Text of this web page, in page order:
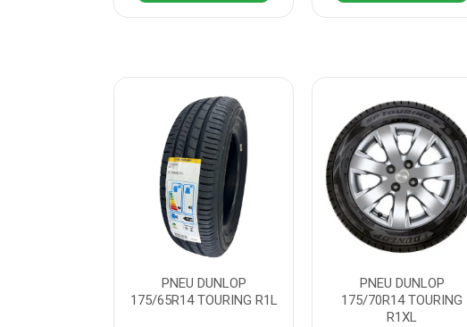
PNEU DUNLOP
175/65R14 TOURING R1L
PNEU DUNLOP
175/70R14 TOURING
R1XL